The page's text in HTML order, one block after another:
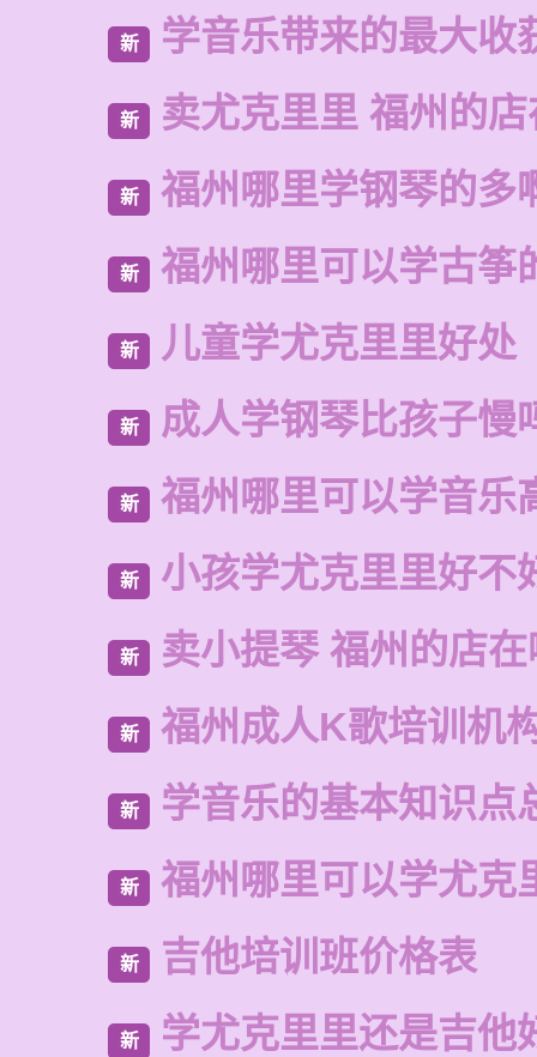
新 学音乐带来的最大收
新 卖尤克里里 福州的
新 福州哪里学钢琴的多
新 福州哪里可以学古筝
新 儿童学尤克里里好处
新 成人学钢琴比孩子慢
新 福州哪里可以学音乐
新 小孩学尤克里里好不
新 卖小提琴 福州的店
新 福州成人K歌培训机
新 学音乐的基本知识点
新 福州哪里可以学尤克
新 吉他培训班价格表
新 学尤克里里还是吉他